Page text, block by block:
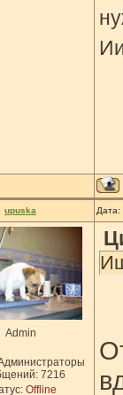
upuska
Admin
7216
Offline